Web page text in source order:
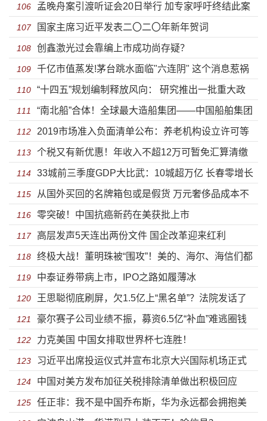
106 孟晚舟案引渡听证会20日举行 加专家呼吁终结此案
107 国家主席习近平发表二〇二〇年新年贺词
108 创鑫激光过会靠编上市成功尚存疑？
109 千亿市值蒸发!茅台跳水面临"六连阴" 这个消息惹祸
110 “十四五”规划编制释放风向： 研究推出一批重大政
策、重大举措、重大工程
111 “南北船”合体！全球最大造船集团——中国船舶集团
有限公司成立
112 2019市场准入负面清单公布：养老机构设立许可等
审批放开
113 个税又有新优惠！年收入不超12万可暂免汇算清缴
义务
114 33城前三季度GDP大比武：10城超万亿 长春零增长
115 从国外买回的名牌箱包或是假货 万元奢侈品成本不
到三百元
116 零突破！中国抗癌新药在美获批上市
117 高层发声5天连出两份文件 国企改革迎来红利
118 终极大战！董明珠被“围攻”！美的、海尔、海信们都
放大招了
119 中泰证券带病上市，IPO之路如履薄冰
120 王思聪彻底刷屏，欠1.5亿上“黑名单”？法院发话了
121 豪尔赛子公司业绩不振，募资6.5亿“补血”难逃圈钱
之嫌
122 力克美国 中国女排取世界杯七连胜！
123 习近平出席投运仪式并宣布北京大兴国际机场正式
投入运营
124 中国对美方发布加征关税排除清单做出积极回应
125 任正非：我不是中国乔布斯，华为永远都会拥抱美